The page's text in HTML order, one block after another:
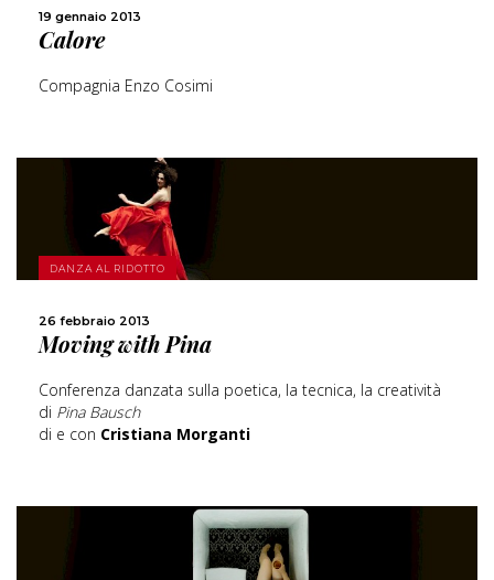
19 gennaio 2013
Calore
Compagnia Enzo Cosimi
DANZA AL RIDOTTO
26 febbraio 2013
Moving with Pina
Conferenza danzata sulla poetica, la tecnica, la creatività
di Pina Bausch
di e con Cristiana Morganti